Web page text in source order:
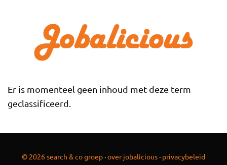
Er is momenteel geen inhoud met deze term
geclassificeerd.
© 2026 search & co groep ·over jobalicious · privacybeleid